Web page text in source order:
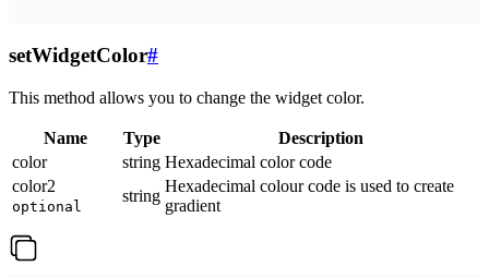
setWidgetColor#
This method allows you to change the widget color.
Name Type
Description
color
string Hexadecimal color code
color2
optional
string
Hexadecimal colour code is used to create
gradient